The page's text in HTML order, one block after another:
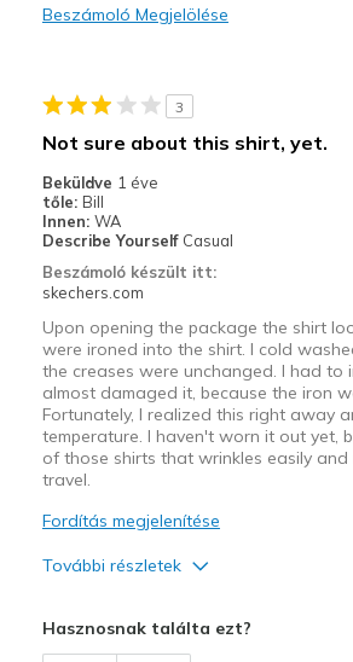
Going Out
Width
Sizing
View On Shoes
Shoes are for
Beszámoló Megjelölése
3
Not sure about this shirt, yet.
Beküldve 1 éve
tőle: Bill
Innen: WA
Describe Yourself Casual
Beszámoló készült itt:
skechers.com
Upon opening the package the shirt
were ironed into the shirt. I cold
the creases were unchanged. I had to
almost damaged it, because the iron
Fortunately, I realized this right away
temperature. I haven't worn it out yet,
of those shirts that wrinkles easily
travel.
Fordítás megjelenítése
További részletek
Hasznosnak találta ezt?